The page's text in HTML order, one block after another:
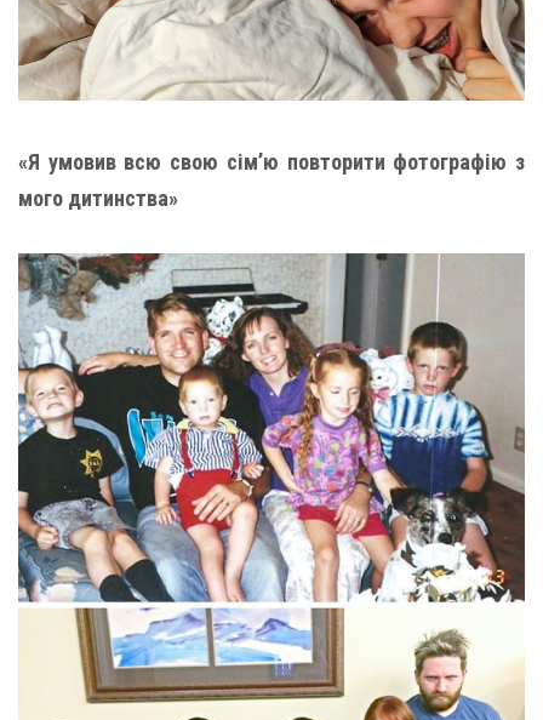
«Я умовив всю свою сім’ю повторити фотографію з
мого дитинства»